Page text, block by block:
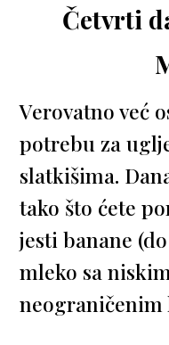
Četvrti
Verovatno već
potrebu za
slatkišima.
tako što ćete
jesti banane
mleko sa
neograničenim